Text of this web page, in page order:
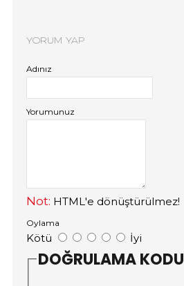
YORUM YAP
Adınız
Yorumunuz
Not: HTML'e dönüştürülmez!
Oylama
Kötü İyi
DOĞRULAMA KODU